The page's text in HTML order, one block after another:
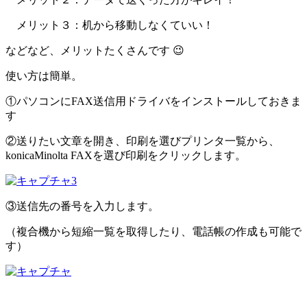
メリット３：机から移動しなくていい！
などなど、メリットたくさんです 😉
使い方は簡単。
①パソコンにFAX送信用ドライバをインストールしておきま
す
②送りたい文章を開き、印刷を選びプリンタ一覧から、
konicaMinolta FAXを選び印刷をクリックします。
③送信先の番号を入力します。
（複合機から短縮一覧を取得したり、電話帳の作成も可能で
す）